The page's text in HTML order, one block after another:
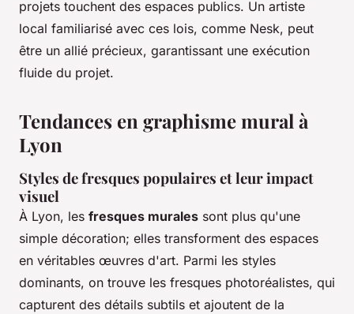
projets touchent des espaces publics. Un artiste
local familiarisé avec ces lois, comme Nesk, peut
être un allié précieux, garantissant une exécution
fluide du projet.
Tendances en graphisme mural à
Lyon
Styles de fresques populaires et leur impact
visuel
À Lyon, les fresques murales sont plus qu'une
simple décoration; elles transforment des espaces
en véritables œuvres d'art. Parmi les styles
dominants, on trouve les fresques photoréalistes, qui
capturent des détails subtils et ajoutent de la